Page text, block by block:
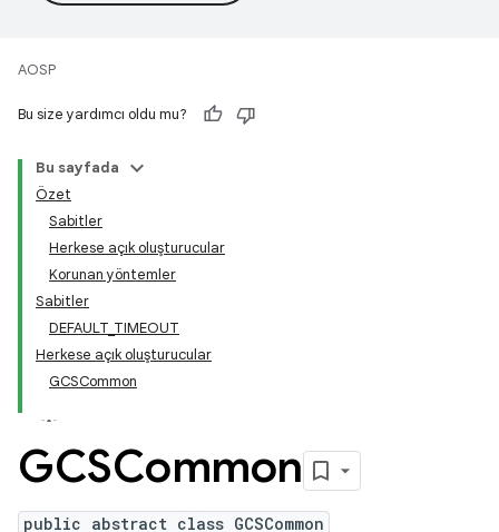
AOSP
Bu size yardımcı oldu mu?
Bu sayfada
Özet
Sabitler
Herkese açık oluşturucular
Korunan yöntemler
Sabitler
DEFAULT_TIMEOUT
Herkese açık oluşturucular
GCSCommon
GCSCommon
public abstract class GCSCommon